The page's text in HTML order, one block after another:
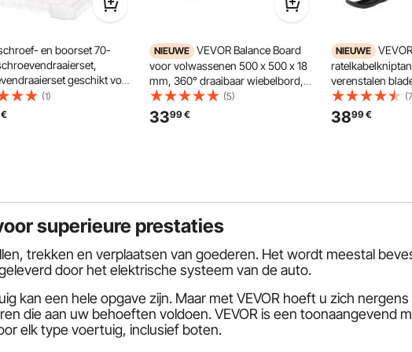
en boorset 70-
geschikt voor
schroeven in hout,
cement, boorsets
gesorteerd in een
(1)
€
NIEUWE VEVOR Balance Board
voor volwassenen 500 x 500 x 18
mm, 360° draaibaar wiebelbord,
3-voudig verstelbaar houten
balanstrainingsapparaat,
antislipoppervlak voor
(5)
3399€
NIEUWE VEVOR
verenstalen
geïsoleerde
draadkniptang
3899€
superieure prestaties
trekken en verplaatsen van goederen. Het wordt meestal
door het elektrische systeem van de auto.
kan een hele opgave zijn. Maar met VEVOR hoeft u zich
die aan uw behoeften voldoen. VEVOR is een toonaangevend
elk type voertuig, inclusief boten.